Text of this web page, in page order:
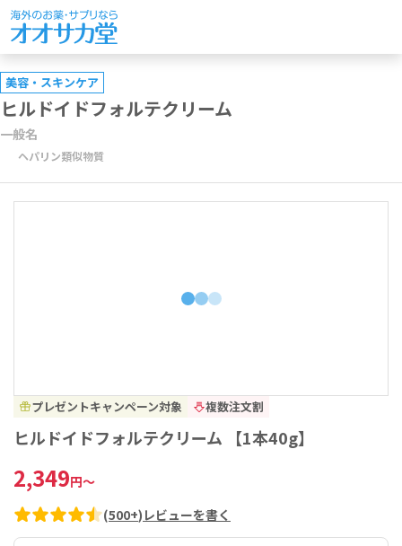
美容・スキンケア
ヒルドイドフォルテクリーム
一般名
ヘパリン類似物質
プレゼントキャンペーン対象 複数注文割
ヒルドイドフォルテクリーム 【1本40g】
2,349円～
(500+) レビューを書く